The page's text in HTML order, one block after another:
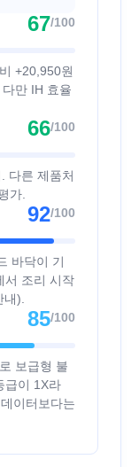
67/100
+20,950원
만 IH 효율
66/100
다른 제품처
가.
92/100
바닥이 기
서 조리 시작
내).
85/100
보급형 불
급이 1X라
이터보다는